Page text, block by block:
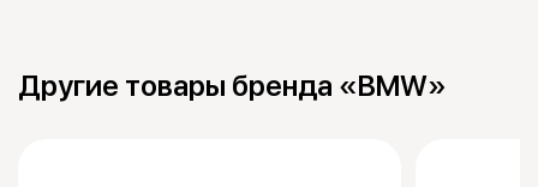
Другие товары бренда «BMW»